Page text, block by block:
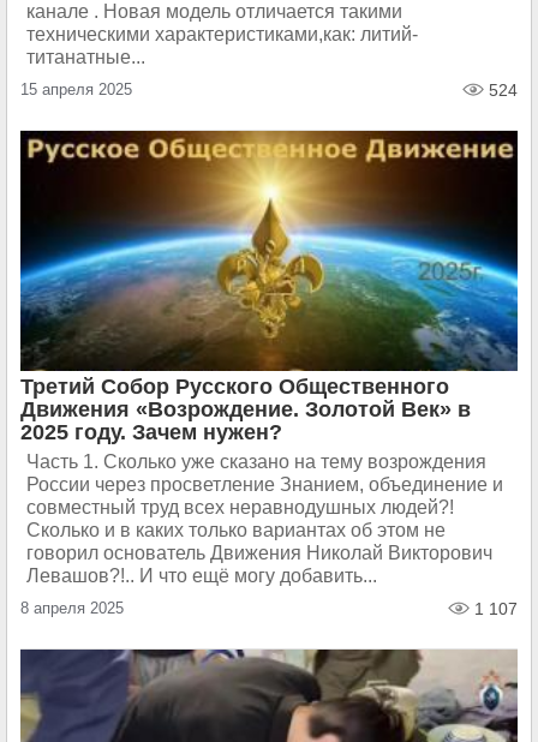
канале . Новая модель отличается такими
техническими характеристиками,как: литий-
титанатные...
15 апреля 2025 524
Третий Собор Русского Общественного
Движения «Возрождение. Золотой Век» в
2025 году. Зачем нужен?
Часть 1. Сколько уже сказано на тему возрождения
России через просветление Знанием, объединение и
совместный труд всех неравнодушных людей?!
Сколько и в каких только вариантах об этом не
говорил основатель Движения Николай Викторович
Левашов?!.. И что ещё могу добавить...
8 апреля 2025 1 107